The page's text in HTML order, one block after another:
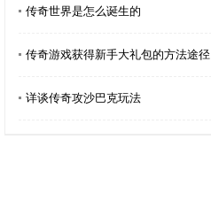
传奇世界是怎么诞生的
传奇游戏获得新手大礼包的方法途径
详谈传奇攻沙巴克玩法